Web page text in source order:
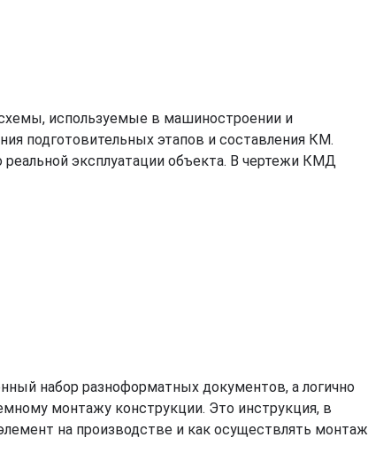
используемые в машиностроении и
подготовительных этапов и составления КМ.
эксплуатации объекта. В чертежи КМД
набор разноформатных документов, а логично
монтажу конструкции. Это инструкция, в
на производстве и как осуществлять монтаж